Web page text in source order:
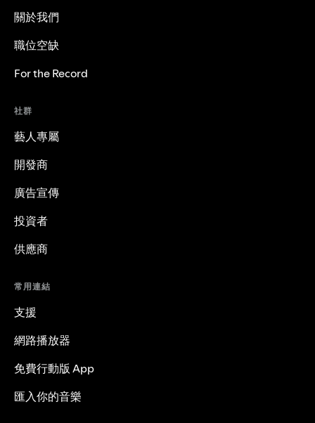
關於我們
職位空缺
For the Record
社群
藝人專屬
開發商
廣告宣傳
投資者
供應商
常用連結
支援
網路播放器
免費行動版 App
匯入你的音樂